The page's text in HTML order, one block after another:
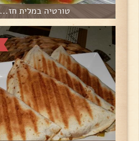
טורטיה במלית חז...